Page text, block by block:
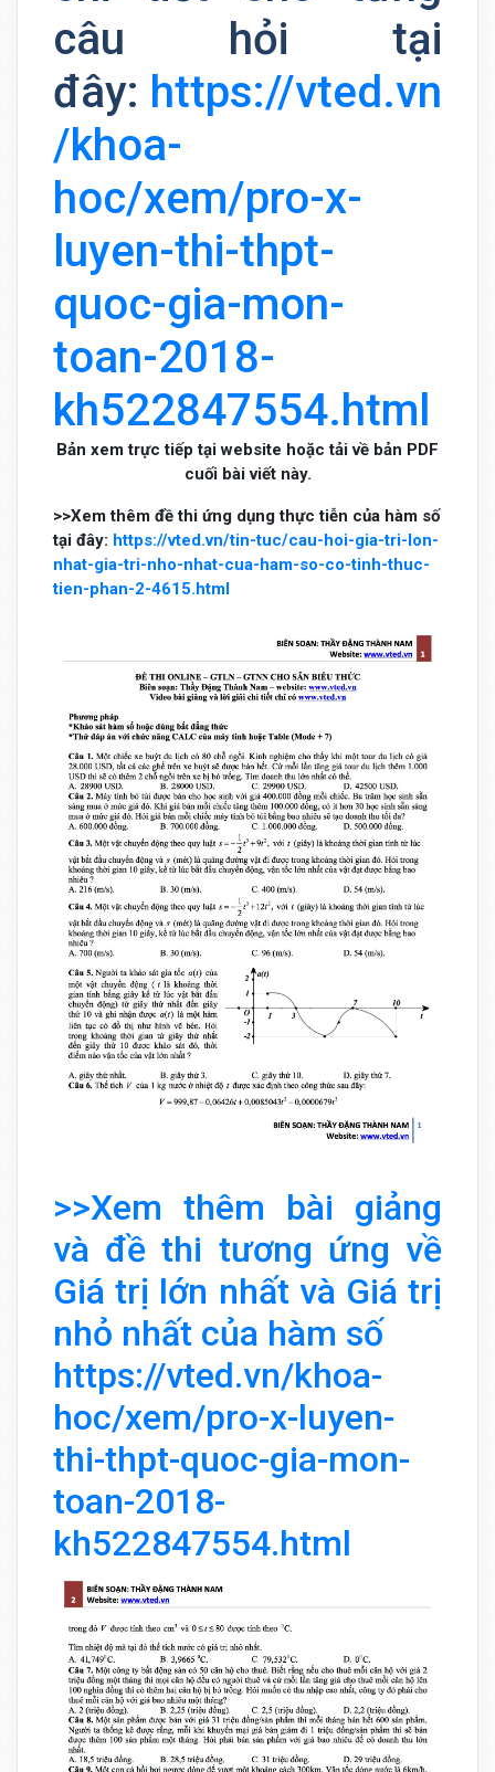
câu hỏi tại
đây: https://vted.vn
/khoa-
hoc/xem/pro-x-
luyen-thi-thpt-
quoc-gia-mon-
toan-2018-
kh522847554.html
Bản xem trực tiếp tại website hoặc tải về bản PDF
cuối bài viết này.
>>Xem thêm đề thi ứng dụng thực tiễn của hàm số
tại đây: https://vted.vn/tin-tuc/cau-hoi-gia-tri-lon-
nhat-gia-tri-nho-nhat-cua-ham-so-co-tinh-thuc-
tien-phan-2-4615.html
>>Xem thêm bài giảng
và đề thi tương ứng về
Giá trị lớn nhất và Giá trị
nhỏ nhất của hàm số
https://vted.vn/khoa-
hoc/xem/pro-x-luyen-
thi-thpt-quoc-gia-mon-
toan-2018-
kh522847554.html